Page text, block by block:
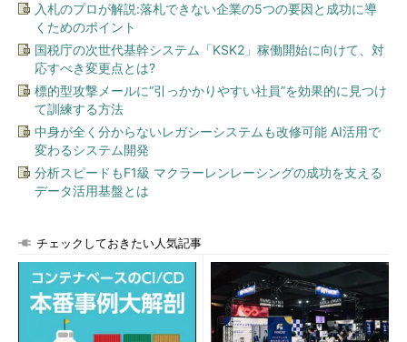
入札のプロが解説:落札できない企業の5つの要因と成功に導
くためのポイント
国税庁の次世代基幹システム「KSK2」稼働開始に向けて、対
応すべき変更点とは?
標的型攻撃メールに“引っかかりやすい社員”を効果的に見つけ
て訓練する方法
中身が全く分からないレガシーシステムも改修可能 AI活用で
変わるシステム開発
分析スピードもF1級 マクラーレンレーシングの成功を支える
データ活用基盤とは
チェックしておきたい人気記事